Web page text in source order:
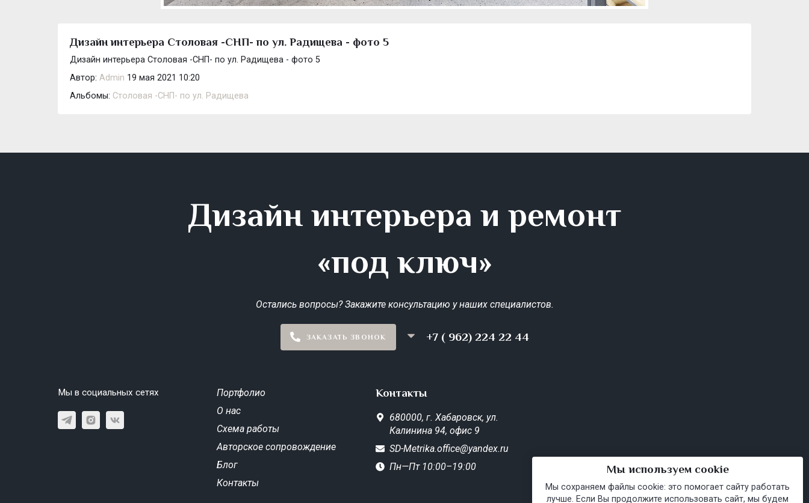
Дизайн интерьера Столовая -СНП- по ул. Радищева - фото 5
Дизайн интерьера Столовая -СНП- по ул. Радищева - фото 5
Автор: Admin 19 мая 2021 10:20
Альбомы: Столовая -СНП- по ул. Радищева
Дизайн интерьера и ремонт
«под ключ»
Остались вопросы? Закажите консультацию у наших специалистов.
ЗАКАЗАТЬ ЗВОНОК +7 ( 962) 224 22 44
Мы в социальных сетях
Портфолио
О нас
Схема работы
Авторское сопровождение
Блог
Контакты
Контакты
680000, г. Хабаровск, ул.
Калинина 94, офис 9
SD-Metrika.office@yandex.ru
Пн—Пт 10:00–19:00
Мы используем cookie
Мы сохраняем файлы cookie: это помогает сайту работать
лучше. Если Вы продолжите использовать сайт, мы будем